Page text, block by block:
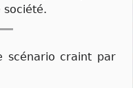
société.
scénario craint par